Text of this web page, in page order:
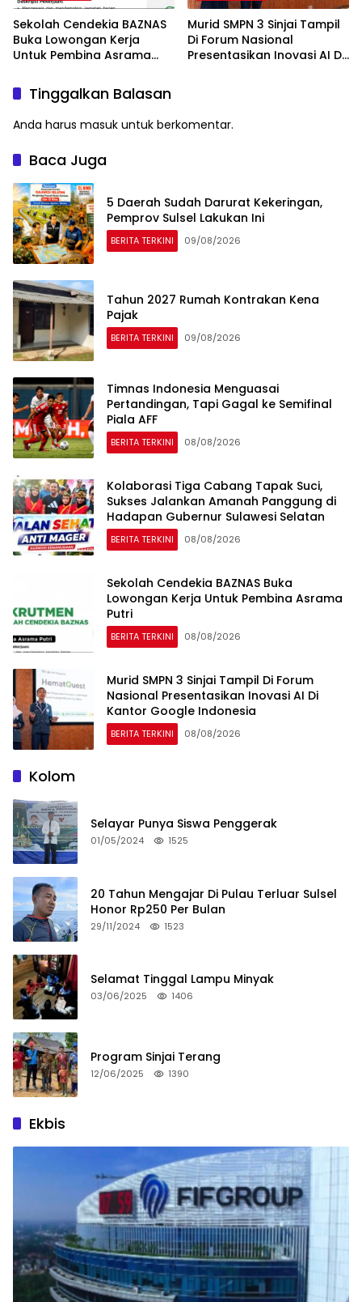
Sekolah Cendekia BAZNAS
Buka Lowongan Kerja
Untuk Pembina Asrama
Murid SMPN 3 Sinjai Tampil
Di Forum Nasional
Presentasikan Inovasi AI Di
Tinggalkan Balasan
Anda harus masuk untuk berkomentar.
Baca Juga
5 Daerah Sudah Darurat Kekeringan,
Pemprov Sulsel Lakukan Ini
BERITA TERKINI 09/08/2026
Tahun 2027 Rumah Kontrakan Kena
Pajak
BERITA TERKINI 09/08/2026
Timnas Indonesia Menguasai
Pertandingan, Tapi Gagal ke Semifinal
Piala AFF
BERITA TERKINI 08/08/2026
Kolaborasi Tiga Cabang Tapak Suci,
Sukses Jalankan Amanah Panggung di
Hadapan Gubernur Sulawesi Selatan
BERITA TERKINI 08/08/2026
Sekolah Cendekia BAZNAS Buka
Lowongan Kerja Untuk Pembina Asrama
Putri
BERITA TERKINI 08/08/2026
Murid SMPN 3 Sinjai Tampil Di Forum
Nasional Presentasikan Inovasi AI Di
Kantor Google Indonesia
BERITA TERKINI 08/08/2026
Kolom
Selayar Punya Siswa Penggerak
01/05/2024 1525
20 Tahun Mengajar Di Pulau Terluar Sulsel
Honor Rp250 Per Bulan
29/11/2024 1523
Selamat Tinggal Lampu Minyak
03/06/2025 1406
Program Sinjai Terang
12/06/2025 1390
Ekbis